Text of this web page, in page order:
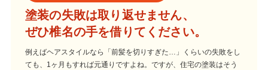
塗装の失敗は取り返せません、
ぜひ椎名の手を借りてください。
例えばヘアスタイルなら「前髪を切りすぎた…」くらいの失敗をし
ても、1ヶ月もすれば元通りですよね。ですが、住宅の塗装はそう